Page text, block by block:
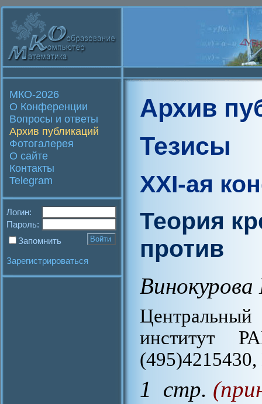
МКО-2026
О Конференции
Вопросы и ответы
Архив публикаций
Фотогалерея
О сайте
Контакты
Telegram
Логин:
Пароль:
Запомнить
Зарегистрироваться
Архив
Тезисы
XXI-ая
Теория
против
институт
1 стр.